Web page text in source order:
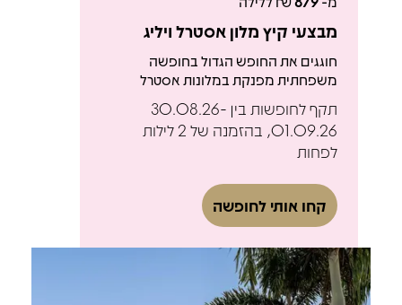
מבצעי קיץ מלון אסטרל ויליג
חוגגים את החופש הגדול בחופשה
משפחתית מפנקת במלונות אסטרל
תקף לחופשות בין 30.08.26-
01.09.26, בהזמנה של 2 לילות
לפחות
קחו אותי לחופשה